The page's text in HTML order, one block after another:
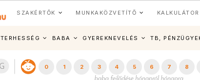
SZAKÉRTŐK MUNKAKÖZVETÍTŐ KALKULÁTOR
TERHESSÉG BABA GYEREKNEVELÉS TB,
0 1 2 3 4 5 6 7 8